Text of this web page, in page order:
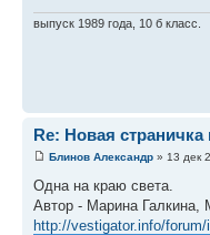
выпуск 1989 года, 10 б класс.
Re: Новая страничка
Блинов Александр » 13 дек
Одна на краю света.
Автор - Марина Галкина,
http://vestigator.info/